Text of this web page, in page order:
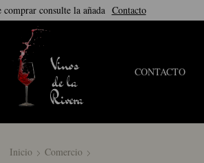
comprar consulte la añada Contacto
CONTACTO
Inicio Comercio